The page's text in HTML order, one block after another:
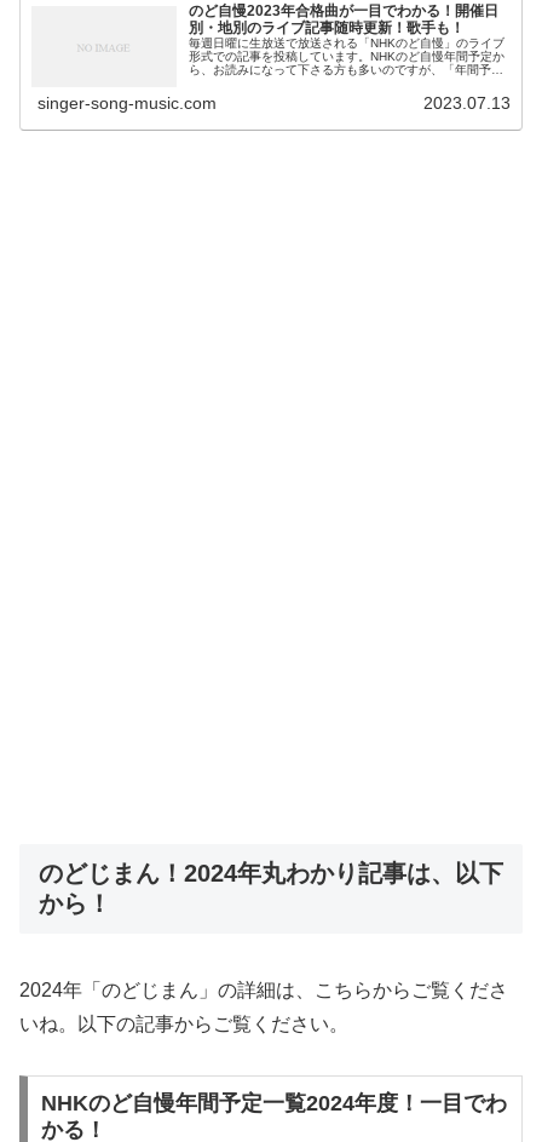
のど自慢2023年合格曲が一目でわかる！開催日
別・地別のライブ記事随時更新！歌手も！
毎週日曜に生放送で放送される「NHKのど自慢」のライブ
形式での記事を投稿しています。NHKのど自慢年間予定か
ら、お読みになって下さる方も多いのですが、「年間予定
singer-song-music.com 2023.07.13
のどじまん！2024年丸わかり記事は、以下
から！
2024年「のどじまん」の詳細は、こちらからご覧くださ
いね。以下の記事からご覧ください。
NHKのど自慢年間予定一覧2024年度！一目でわ
かる！